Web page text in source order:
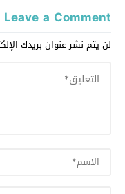
Leave a Comment
لن يتم نشر عنوان بريدك